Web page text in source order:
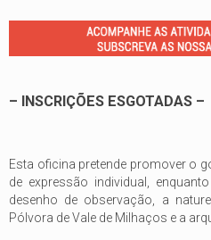
– INSCRIÇÕES ESGOTADAS –
Esta oficina pretende promover o
de expressão individual,
desenho de observação, a
Pólvora de Vale de Milhaços e a